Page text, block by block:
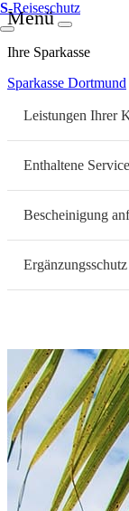
S-Reiseschutz
Menü
Ihre Sparkasse
Sparkasse Dortmund
Leistungen Ihrer
Enthaltene
Bescheinigung